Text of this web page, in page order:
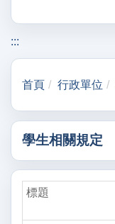
:::
首頁 行政單位
學生相關規定